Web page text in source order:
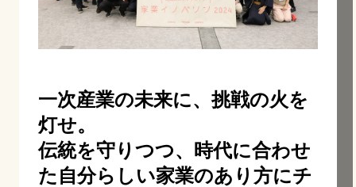
一次産業の未来に、挑戦の火を
灯せ。
伝統を守りつつ、時代に合わせ
た自分らしい家業のあり方にチ